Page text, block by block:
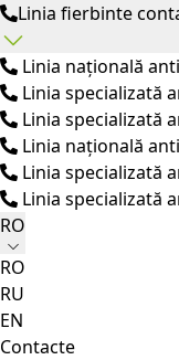
Linia fierbinte
Linia națională
Linia specializată
Linia specializată
Linia națională
Linia specializată
Linia specializată
RO
RO
RU
EN
Contacte